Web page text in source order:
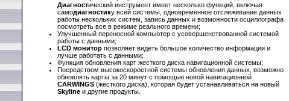
Диагностический инструмент имеет несколько функций, включая
самодиагностику всей системы, одновременное отслеживание данных
работы нескольких систем, запись данных и возможности осциллографа
посмотреть все в режиме реального времени;
Улучшенный переносной компьютер с усовершенствованной системой
работы с данными;
LCD монитор позволяет видеть большое количество информации и
лучше работать с данными;
Функция обновления карт жесткого диска навигационной системы;
Посредством высокоскоростной системы обновления данных, возможно
обновлять карты за 20 минут с помощью новой навигационной
CARWINGS (жесткого диска), которая будет устанавливаться на новый
Skyline и другие продукты.